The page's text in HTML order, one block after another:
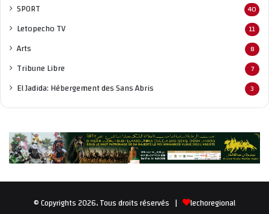
SPORT 40
Letopecho TV 11
Arts 8
Tribune Libre 7
El Jadida: Hébergement des Sans Abris 3
© Copyrights 2026، Tous droits réservés | lechoregional